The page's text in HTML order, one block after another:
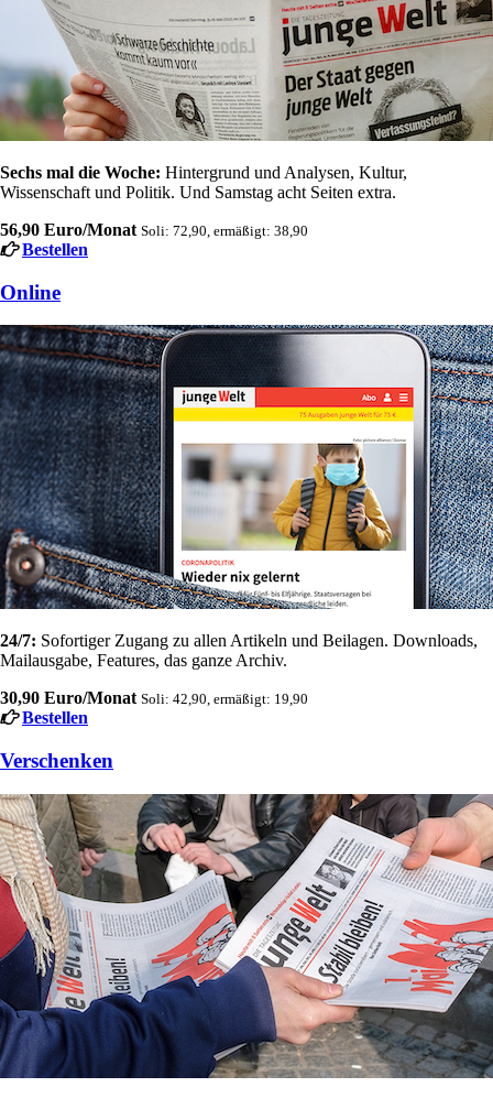
Sechs mal die Woche: Hintergrund und Analysen, Kultur,
Wissenschaft und Politik. Und Samstag acht Seiten extra.
56,90 Euro/Monat Soli: 72,90, ermäßigt: 38,90
Bestellen
Online
24/7: Sofortiger Zugang zu allen Artikeln und Beilagen. Downloads,
Mailausgabe, Features, das ganze Archiv.
30,90 Euro/Monat Soli: 42,90, ermäßigt: 19,90
Bestellen
Verschenken